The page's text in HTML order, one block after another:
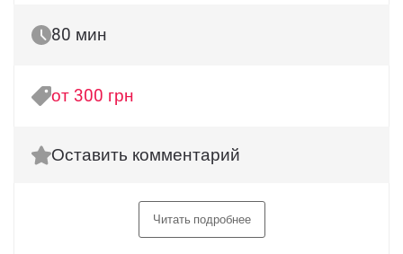
80 мин
от 300 грн
Оставить комментарий
Читать подробнее